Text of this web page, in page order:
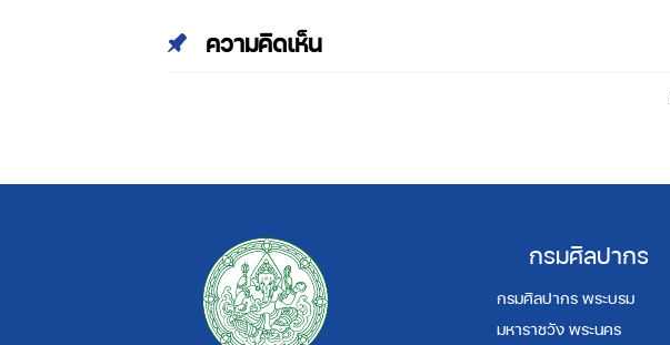
ความคิดเห็น
กรมศิลปากร
กรมศิลปากร พระบรม
มหาราชวัง พระนคร